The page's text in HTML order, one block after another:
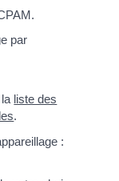
par
liste des
.
: